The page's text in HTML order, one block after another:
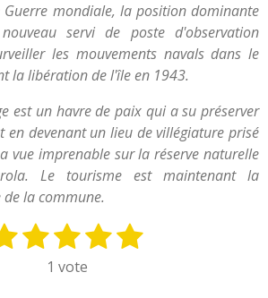
Guerre mondiale, la position dominante
servi de poste d'observation
les mouvements navals dans le
la libération de l'île en 1943.
est un havre de paix qui a su préserver
en devenant un lieu de villégiature prisé
vue imprenable sur la réserve naturelle
Le tourisme est maintenant la
la commune.
2 3
é
4
é
5
1 vote